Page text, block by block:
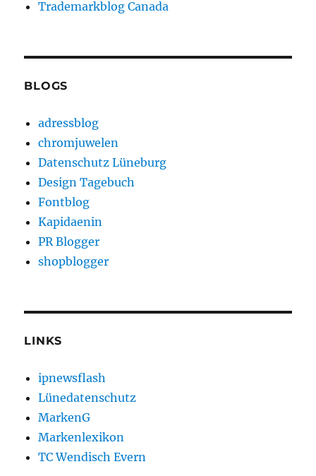
Trademarkblog Canada
BLOGS
adressblog
chromjuwelen
Datenschutz Lüneburg
Design Tagebuch
Fontblog
Kapidaenin
PR Blogger
shopblogger
LINKS
ipnewsflash
Lünedatenschutz
MarkenG
Markenlexikon
TC Wendisch Evern